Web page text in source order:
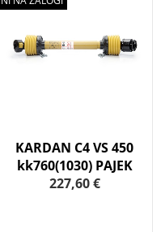
KARDAN C4 VS 450
kk760(1030) PAJEK
227,60 €